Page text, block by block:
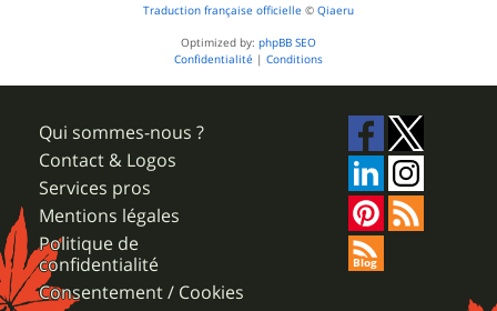
Traduction française officielle © Qiaeru
Optimized by: phpBB SEO
Confidentialité | Conditions
Qui sommes-nous ?
Contact & Logos
Services pros
Mentions légales
Politique de
confidentialité
Consentement / Cookies